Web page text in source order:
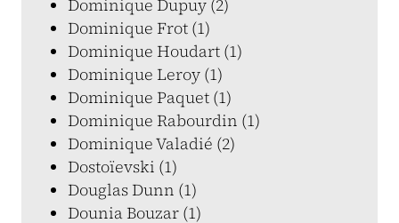
Dominique Dupuy (2)
Dominique Frot (1)
Dominique Houdart (1)
Dominique Leroy (1)
Dominique Paquet (1)
Dominique Rabourdin (1)
Dominique Valadié (2)
Dostoïevski (1)
Douglas Dunn (1)
Dounia Bouzar (1)